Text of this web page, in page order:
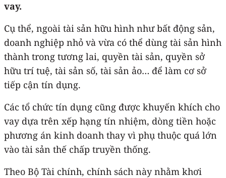
vay.
Cụ thể, ngoài tài sản hữu hình như bất động sản,
doanh nghiệp nhỏ và vừa có thể dùng tài sản hình
thành trong tương lai, quyền tài sản, quyền sở
hữu trí tuệ, tài sản số, tài sản ảo… để làm cơ sở
tiếp cận tín dụng.
Các tổ chức tín dụng cũng được khuyến khích cho
vay dựa trên xếp hạng tín nhiệm, dòng tiền hoặc
phương án kinh doanh thay vì phụ thuộc quá lớn
vào tài sản thế chấp truyền thống.
Theo Bộ Tài chính, chính sách này nhằm khơi